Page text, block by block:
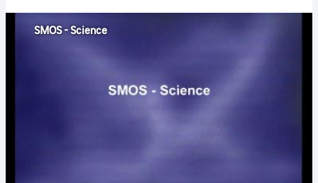
SMOS - Science